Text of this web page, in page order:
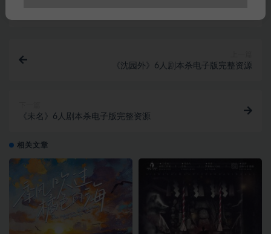
《沈园外》6人剧本杀电子版完整资源
《未名》6人剧本杀电子版完整资源
相关文章